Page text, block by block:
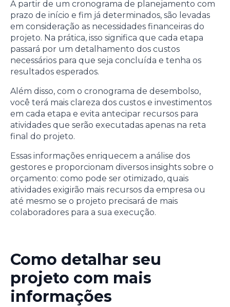
A partir de um cronograma de planejamento com
prazo de início e fim já determinados, são levadas
em consideração as necessidades financeiras do
projeto. Na prática, isso significa que cada etapa
passará por um detalhamento dos custos
necessários para que seja concluída e tenha os
resultados esperados.
Além disso, com o cronograma de desembolso,
você terá mais clareza dos custos e investimentos
em cada etapa e evita antecipar recursos para
atividades que serão executadas apenas na reta
final do projeto.
Essas informações enriquecem a análise dos
gestores e proporcionam diversos insights sobre o
orçamento: como pode ser otimizado, quais
atividades exigirão mais recursos da empresa ou
até mesmo se o projeto precisará de mais
colaboradores para a sua execução.
Como detalhar seu
projeto com mais
informações